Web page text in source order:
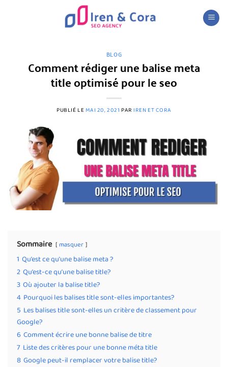
BLOG
Comment rédiger une balise meta
title optimisé pour le seo
PUBLIÉ LE MAI 20, 2021 PAR IREN ET CORA
Sommaire masquer
1 Qu’est ce qu’une balise meta ?
2 Qu’est-ce qu’une balise title?
3 Où ajouter la balise title?
4 Pourquoi les balises title sont-elles importantes?
5 Les balises title sont-elles un critère de classement pour
Google?
6 Comment écrire une bonne balise de titre
7 Liste des critères pour une bonne méta title
8 Google peut-il remplacer votre balise title?